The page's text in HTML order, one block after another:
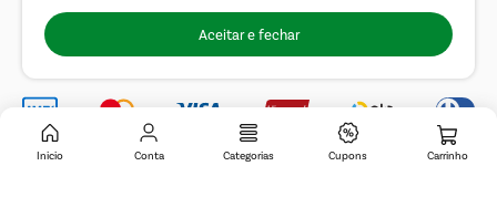
Aceitar e fechar
Inicio Conta Categorias Cupons
Trabalhe Conosco